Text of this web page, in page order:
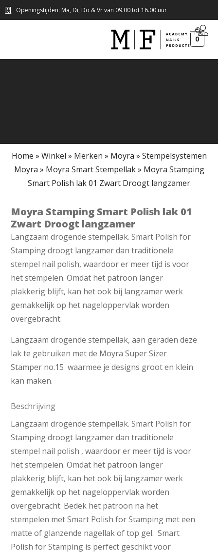
Openingstijden: Ma, Di, Do & Vr van 09.00 tot 16.00 uur
0
Home » Winkel » Merken » Moyra » Stempelsystemen
Moyra » Moyra Smart Stempellak» Moyra Stamping
Smart Polish lak 01 Zwart Droogt langzamer
Moyra Stamping Smart Polish lak 01
Zwart Droogt langzamer
Langzaam drogende stempellak. Smart Polish for
Stamping droogt langzamer dan traditionele
stempel nail polish, waardoor er meer tijd is voor
het stempelen. Omdat het patroon langer
plakkerig blijft, kan het ook bij langzamer werk
gemakkelijk op het nageloppervlak worden
overgebracht.
Langzaam drogende stempellak, aan geraden deze
lak te gebruiken met de Moyra Super Sizer
Stamper no.15 waarmee je designs groot en klein
kan maken.
Beschrijving
Langzaam drogende stempellak. Smart Polish for
Stamping droogt langzamer dan traditionele
stempel nail polish , waardoor er meer tijd is voor
het stempelen. Omdat het patroon langer
plakkerig blijft, kan het ook bij langzamer werk
gemakkelijk op het nageloppervlak worden
overgebracht. Bedek het patroon na het
stempelen met Smart Polish for Stamping met een
matte of glanzende nagellak of top gel. Smart
Polish for Stamping is perfect geschikt voor